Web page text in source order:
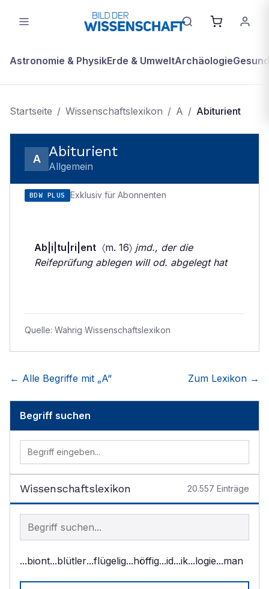
Astronomie & PhysikErde & UmweltArchäologie
Startseite / Wissenschaftslexikon / A / Abiturient
A Abiturient
Allgemein
BDW PLUS Exklusiv für Abonnenten
Ab|i|tu|ri|ent 〈m. 16〉 jmd., der die
Reifeprüfung ablegen will od. abgelegt hat
Quelle: Wahrig Wissenschaftslexikon
← Alle Begriffe mit „A“ Zum Lexikon →
Begriff suchen
Wissenschaftslexikon 20.557 Einträge
Begriff im Lexikon suchen
...biont...blütler...flügelig...höffig...id...ik...logie...man